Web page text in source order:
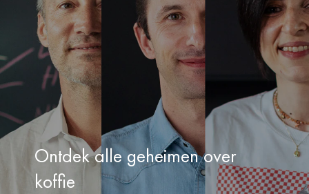
Ontdek alle geheimen over
koffie